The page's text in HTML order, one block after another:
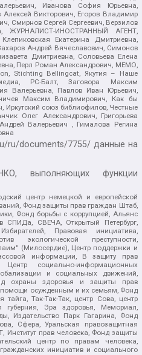
Иванова София Юрьевна,
Викторович, Егоров Владимир
Смирнов Сергей Сергеевич, Верзилов
ЖУРНАЛИСТ-ИНОСТРАННЫЙ АГЕНТ,
Екатерина Дмитриевна,
Андрей Вячеславович, Симонов
Дмитриевна, Соловьева Елена
Перл Роман Александрович, МЕМО,
Stichting Bellingcat, Якутия – Наше
РС-Балт, Заговора Максим
Валерьевна, Павлов Иван Юрьевич,
Максим Владимирович, Как бы
Иркутский союз библиофилов, Честные
Олег Александрович, Григорьева
Валерьевич , Гималова Регина
ru/documents/7755/ данные на
выполняющих функции
центр немецкой и европейской
Фонд защиты прав граждан Штаб,
Фонд борьбы с коррупцией, Альянс
СВЕЧА, Открытый Петербург,
Правовая инициатива,
экологической преступности,
(Милосердие), Центр поддержки и
информации, В защиту прав
социально-информационных
и социальных движений,
охраны здоровья и защиты прав
помощи осужденным и их семьям, Фонд
тайга, Так-Так-Так, центр Сова, центр
Эра здоровья, Мемориал,
Издательство Парк Гагарина, Фонд
Сфера, Уральская правозащитная
Институт прав человека, Фонд защиты
центр по правам человека,
инициатив и социального